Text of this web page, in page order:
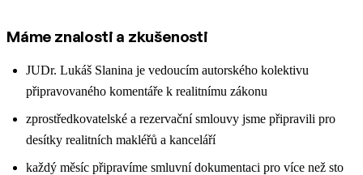
Máme znalosti a zkušenosti
JUDr. Lukáš Slanina je vedoucím autorského kolektivu
připravovaného komentáře k realitnímu zákonu
zprostředkovatelské a rezervační smlouvy jsme připravili pro
desítky realitních makléřů a kanceláří
každý měsíc připravíme smluvní dokumentaci pro více než sto